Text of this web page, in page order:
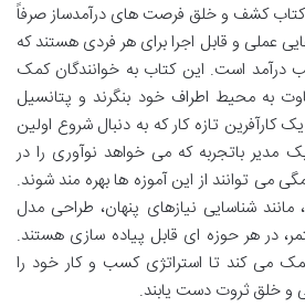
کشف و خلق فرصت های درآمدساز صرفاً
عملی و قابل اجرا برای هر فردی هستند که
درآمد است. این کتاب به خوانندگان کمک
به محیط اطراف خود بنگرند و پتانسیل
کارآفرین تازه کار که به دنبال شروع اولین
باتجربه که می خواهد نوآوری را در
می توانند از این آموزه ها بهره مند شوند.
شناسایی نیازهای پنهان، طراحی مدل
در هر حوزه ای قابل پیاده سازی هستند.
کمک می کند تا استراتژی کسب و کار خود را
و خلق ثروت دست یابند.